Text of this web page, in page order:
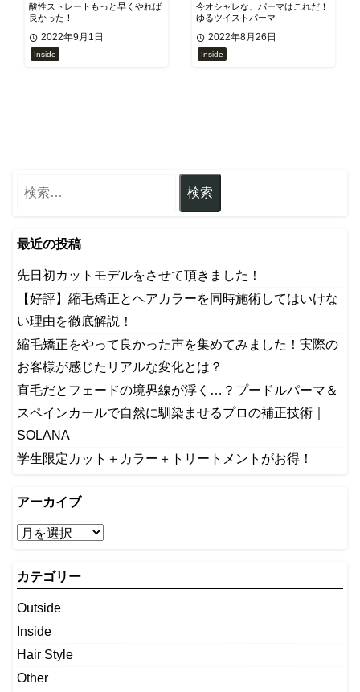
酸性ストレートもっと早くやれば
良かった！
2022年9月1日
Inside
今オシャレな、パーマはこれだ！
ゆるツイストパーマ
2022年8月26日
Inside
最近の投稿
先日初カットモデルをさせて頂きました！
【好評】縮毛矯正とヘアカラーを同時施術してはいけな
い理由を徹底解説！
縮毛矯正をやって良かった声を集めてみました！実際の
お客様が感じたリアルな変化とは？
​直毛だとフェードの境界線が浮く…？プードルパーマ＆
スペインカールで自然に馴染ませるプロの補正技術｜
SOLANA
学生限定カット＋カラー＋トリートメントがお得！
アーカイブ
カテゴリー
Outside
Inside
Hair Style
Other